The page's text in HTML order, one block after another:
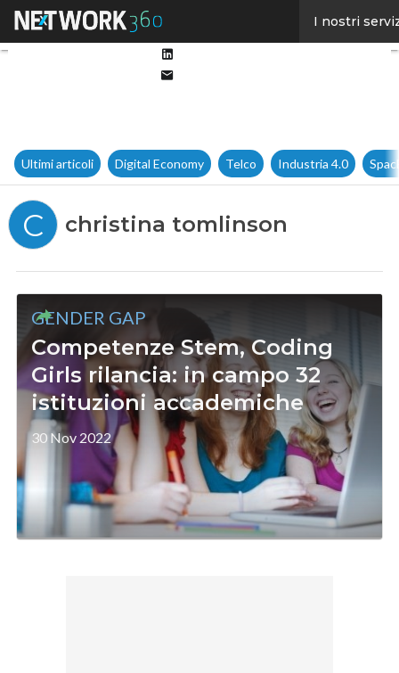
I nostri
Ultimi articoli Digital Economy Telco Industria 4.0
C christina tomlinson
GENDER GAP
Competenze Stem, Coding
Girls rilancia: in campo 32
istituzioni accademiche
30 Nov 2022